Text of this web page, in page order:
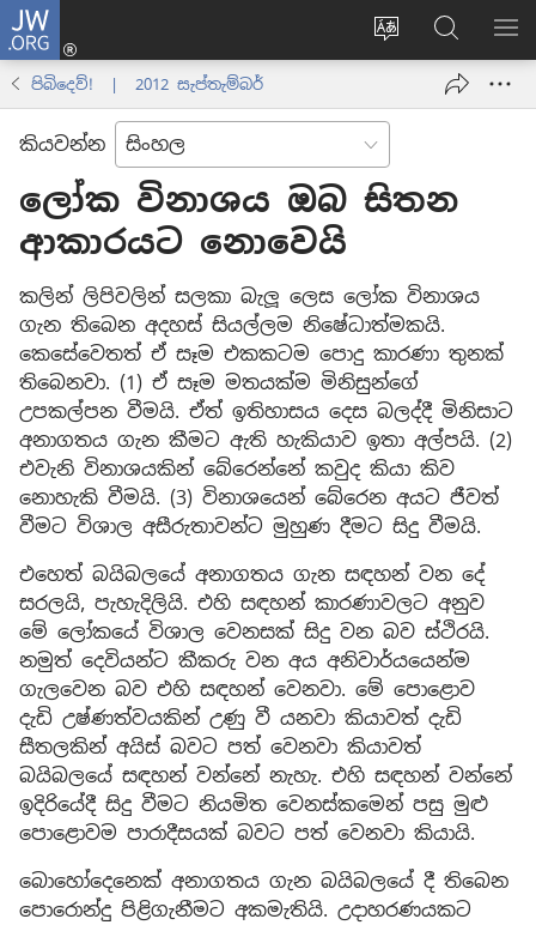
JW.ORG
Change
language
ලොගින්
(opens
JW.ORG
වෙබ්
අඩවියෙන්
පිබිදෙව්! | 2012 සැප්තැම්බර්
කියවන්න
ලෝක විනාශය ඔබ සිතන
ආකාරයට නොවෙයි
කලින් ලිපිවලින් සලකා බැලූ ලෙස ලෝක විනාශය
ගැන තිබෙන අදහස් සියල්ලම නිෂේධාත්මකයි.
කෙසේවෙතත් ඒ සෑම එකකටම පොදු කාරණා තුනක්
තිබෙනවා. (1) ඒ සෑම මතයක්ම මිනිසුන්ගේ
උපකල්පන වීමයි. ඒත් ඉතිහාසය දෙස බලද්දී මිනිසාට
අනාගතය ගැන කීමට ඇති හැකියාව ඉතා අල්පයි. (2)
එවැනි විනාශයකින් බේරෙන්නේ කවුද කියා කිව
නොහැකි වීමයි. (3) විනාශයෙන් බේරෙන අයට ජීවත්
වීමට විශාල අසීරුතාවන්ට මුහුණ දීමට සිදු වීමයි.
එහෙත් බයිබලයේ අනාගතය ගැන සඳහන් වන දේ
සරලයි, පැහැදිලියි. එහි සඳහන් කාරණාවලට අනුව
මේ ලෝකයේ විශාල වෙනසක් සිදු වන බව ස්ථිරයි.
නමුත් දෙවියන්ට කීකරු වන අය අනිවාර්යයෙන්ම
ගැලවෙන බව එහි සඳහන් වෙනවා. මේ පොළොව
දැඩි උෂ්ණත්වයකින් උණු වී යනවා කියාවත් දැඩි
සීතලකින් අයිස් බවට පත් වෙනවා කියාවත්
බයිබලයේ සඳහන් වන්නේ නැහැ. එහි සඳහන් වන්නේ
ඉදිරියේදී සිදු වීමට නියමිත වෙනස්කමෙන් පසු මුළු
පොළොවම පාරාදීසයක් බවට පත් වෙනවා කියායි.
බොහෝදෙනෙක් අනාගතය ගැන බයිබලයේ දී තිබෙන
පොරොන්දු පිළිගැනීමට අකමැතියි. උදාහරණයකට